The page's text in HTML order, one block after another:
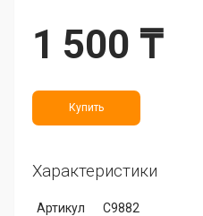
1 500 ₸
Купить
Характеристики
Артикул C9882